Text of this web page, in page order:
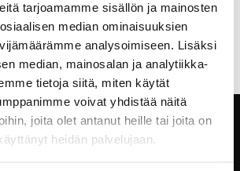
tarjoamamme sisällön ja mainosten
median ominaisuuksien
analysoimiseen. Lisäksi
median, mainosalan ja analytiikka-
tietoja siitä, miten käytät
voivat yhdistää näitä
joita olet antanut heille tai joita on
heidän palvelujaan.
| KINNO
| XAMK